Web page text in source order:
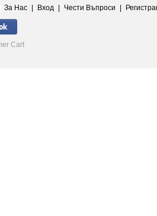
За Нас | Вход | Чести Въпроси |
Cart